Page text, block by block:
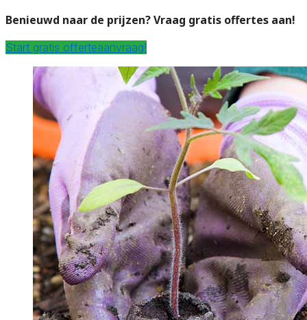
Benieuwd naar de prijzen? Vraag gratis offertes aan!
Start gratis offerteaanvraag!